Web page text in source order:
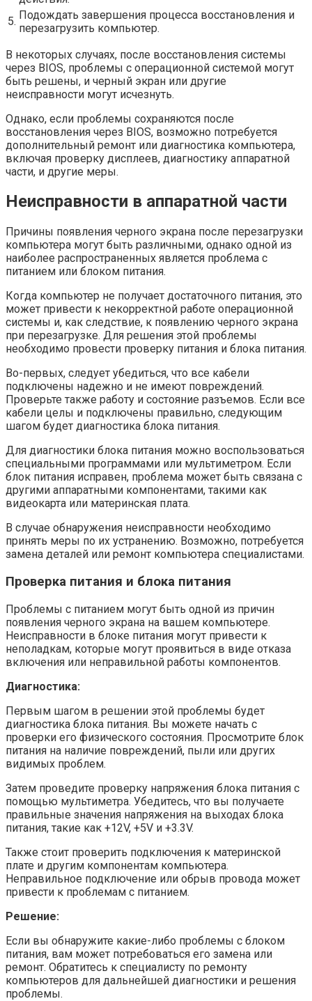
5. Подождать завершения процесса восстановления и
перезагрузить компьютер.
В некоторых случаях, после восстановления системы
через BIOS, проблемы с операционной системой могут
быть решены, и черный экран или другие
неисправности могут исчезнуть.
Однако, если проблемы сохраняются после
восстановления через BIOS, возможно потребуется
дополнительный ремонт или диагностика компьютера,
включая проверку дисплеев, диагностику аппаратной
части, и другие меры.
Неисправности в аппаратной части
Причины появления черного экрана после перезагрузки
компьютера могут быть различными, однако одной из
наиболее распространенных является проблема с
питанием или блоком питания.
Когда компьютер не получает достаточного питания, это
может привести к некорректной работе операционной
системы и, как следствие, к появлению черного экрана
при перезагрузке. Для решения этой проблемы
необходимо провести проверку питания и блока питания.
Во-первых, следует убедиться, что все кабели
подключены надежно и не имеют повреждений.
Проверьте также работу и состояние разъемов. Если все
кабели целы и подключены правильно, следующим
шагом будет диагностика блока питания.
Для диагностики блока питания можно воспользоваться
специальными программами или мультиметром. Если
блок питания исправен, проблема может быть связана с
другими аппаратными компонентами, такими как
видеокарта или материнская плата.
В случае обнаружения неисправности необходимо
принять меры по их устранению. Возможно, потребуется
замена деталей или ремонт компьютера специалистами.
Проверка питания и блока питания
Проблемы с питанием могут быть одной из причин
появления черного экрана на вашем компьютере.
Неисправности в блоке питания могут привести к
неполадкам, которые могут проявиться в виде отказа
включения или неправильной работы компонентов.
Диагностика:
Первым шагом в решении этой проблемы будет
диагностика блока питания. Вы можете начать с
проверки его физического состояния. Просмотрите блок
питания на наличие повреждений, пыли или других
видимых проблем.
Затем проведите проверку напряжения блока питания с
помощью мультиметра. Убедитесь, что вы получаете
правильные значения напряжения на выходах блока
питания, такие как +12V, +5V и +3.3V.
Также стоит проверить подключения к материнской
плате и другим компонентам компьютера.
Неправильное подключение или обрыв провода может
привести к проблемам с питанием.
Решение:
Если вы обнаружите какие-либо проблемы с блоком
питания, вам может потребоваться его замена или
ремонт. Обратитесь к специалисту по ремонту
компьютеров для дальнейшей диагностики и решения
проблемы.